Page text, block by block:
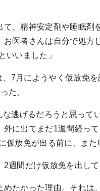
て、精神安定剤や睡眠剤
医者さんは自分で処方
いいました」
7月にようやく仮放免を
た。
逃げるだろうと思って
に出てまだ1週間経っ
放免が出る前に、また
週間だけ仮放免を出して
たかった理由。それは